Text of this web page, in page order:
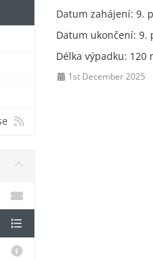
Datum zahájení: 9.
Datum ukončení: 9.
Délka výpadku: 120
1st December 2025